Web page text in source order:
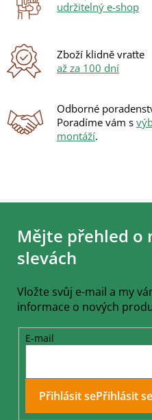
udržitelný e-shop
Zboží klidně vraťte
až za 100 dní
Odborné
Poradíme vám s
montáží.
Z
Mějte přehled o
slevách
Vložte svůj e-mail a my
informace o nových
E-mail
Přihlásit se